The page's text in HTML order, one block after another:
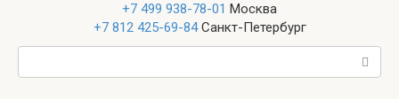
+7 499 938-78-01 Москва
+7 812 425-69-84Санкт-Петербург